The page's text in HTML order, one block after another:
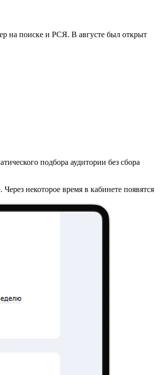
на поиске и РСЯ. В августе был открыт
подбора аудитории без сбора
некоторое время в кабинете появятся